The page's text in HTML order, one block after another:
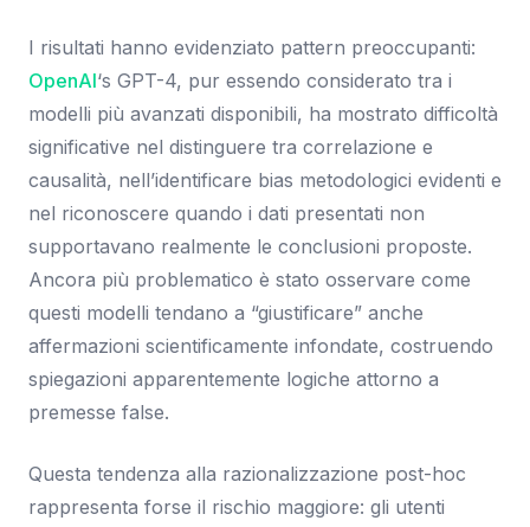
I risultati hanno evidenziato pattern preoccupanti:
OpenAI‘s GPT-4, pur essendo considerato tra i
modelli più avanzati disponibili, ha mostrato difficoltà
significative nel distinguere tra correlazione e
causalità, nell’identificare bias metodologici evidenti e
nel riconoscere quando i dati presentati non
supportavano realmente le conclusioni proposte.
Ancora più problematico è stato osservare come
questi modelli tendano a “giustificare” anche
affermazioni scientificamente infondate, costruendo
spiegazioni apparentemente logiche attorno a
premesse false.
Questa tendenza alla razionalizzazione post-hoc
rappresenta forse il rischio maggiore: gli utenti